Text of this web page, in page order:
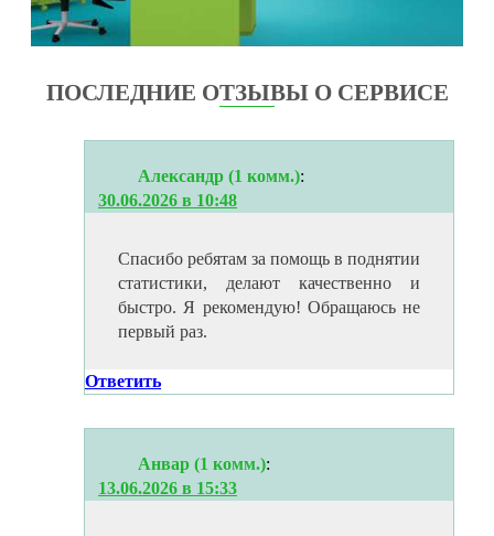
ПОСЛЕДНИЕ ОТЗЫВЫ О СЕРВИСЕ
Александр (1 комм.):
30.06.2026 в 10:48
Спасибо ребятам за помощь в поднятии
статистики, делают качественно и
быстро. Я рекомендую! Обращаюсь не
первый раз.
Ответить
Анвар (1 комм.):
13.06.2026 в 15:33